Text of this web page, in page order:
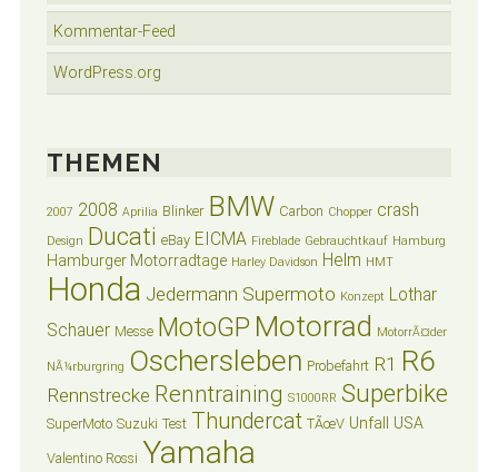
Kommentar-Feed
WordPress.org
THEMEN
2007 2008 Aprilia Blinker BMW Carbon Chopper crash
Design Ducati eBay EICMA Fireblade Gebrauchtkauf Hamburg
Hamburger Motorradtage Harley Davidson Helm HMT
Honda Jedermann Supermoto Konzept Lothar
Schauer Messe MotoGP Motorrad MotorrÃ¤der
NÃ¼rburgring Oschersleben Probefahrt R1 R6
Rennstrecke Renntraining S1000RR Superbike
SuperMoto Suzuki Test Thundercat TÃœV Unfall USA
Valentino Rossi Yamaha